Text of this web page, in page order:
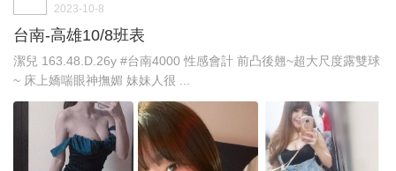
2023-10-8
台南-高雄10/8班表
潔兒 163.48.D.26y #台南4000 性感會計 前凸後翹~超大尺度露雙球
~ 床上嬌喘眼神撫媚 妹妹人很 ...